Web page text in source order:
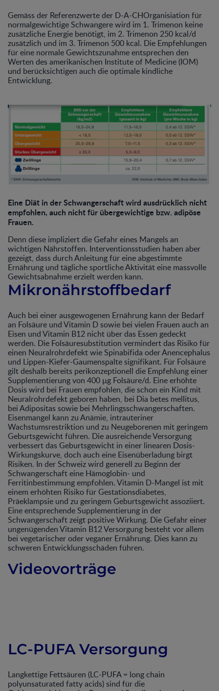
Gemäss der Referenzwerte der D-A-CHOrganisiation für
normalgewichtige Schwangere wird im 1. Trimenon keine
zusätzliche Energie benötigt, im 2. Trimenon 250 kcal/d
zusätzlich und im 3. Trimenon 500 kcal. Die Empfehlungen
für eine normale Gewichtszunahme entsprechen den
Werten des amerikanischen Institute of Medicine (IOM)
und berücksichtigen auch die optimale kindliche
Entwicklung.
Eine Diät in der Schwangerschaft wird ausdrücklich nicht
empfohlen, auch nicht für übergewichtige bzw. adipöse
Frauen.
Denn diese impliziert die Gefahr eines Mangels an
wichtigen Nährstoffen. Interventionsstudien haben aber
gezeigt, dass durch Anleitung für eine abgestimmte
Ernährung und tägliche sportliche Aktivität eine massvolle
Gewichtsabnahme erzielt werden kann.
Mikronährstoffbedarf
Auch bei einer ausgewogenen Ernährung kann der Bedarf
an Folsäure und Vitamin D sowie bei vielen Frauen auch an
Eisen und Vitamin B12 nicht über das Essen gedeckt
werden. Die Folsäuresubstitution vermindert das Risiko für
einen Neuralrohrdefekt wie Spinabifida oder Anencephalus
und Lippen-Kiefer-Gaumenspalte signifikant. Für Folsäure
gilt deshalb bereits perikonzeptionell die Empfehlung einer
Supplementierung von 400 µg Folsäure/d. Eine erhöhte
Dosis wird bei Frauen empfohlen, die schon ein Kind mit
Neuralrohrdefekt geboren haben, bei Dia betes mellitus,
bei Adipositas sowie bei Mehrlingsschwangerschaften.
Eisenmangel kann zu Anämie, intrauteriner
Wachstumsrestriktion und zu Neugeborenen mit geringem
Geburtsgewicht führen. Die ausreichende Versorgung
verbessert das Geburtsgewicht in einer linearen Dosis-
Wirkungskurve, doch auch eine Eisenüberladung birgt
Risiken. In der Schweiz wird generell zu Beginn der
Schwangerschaft eine Hämoglobin- und
Ferritinbestimmung empfohlen. Vitamin D-Mangel ist mit
einem erhöhten Risiko für Gestationsdiabetes,
Präeklampsie und zu geringem Geburtsgewicht assoziiert.
Eine entsprechende Supplementierung in der
Schwangerschaft zeigt positive Wirkung. Die Gefahr einer
ungenügenden Vitamin B12 Versorgung besteht vor allem
bei vegetarischer oder veganer Ernährung. Dies kann zu
schweren Entwicklungsschäden führen.
Videovorträge
LC-PUFA Versorgung
Langkettige Fettsäuren (LC-PUFA = long chain
polyunsaturated fatty acids) sind für die